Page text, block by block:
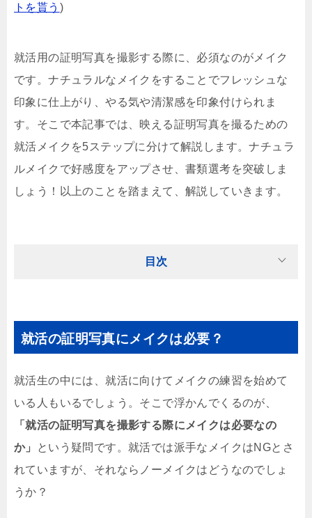
トを貰う )
就活用の証明写真を撮影する際に、必須なのがメイク
です。ナチュラルなメイクをすることでフレッシュな
印象に仕上がり、やる気や清潔感を印象付けられま
す。そこで本記事では、映える証明写真を撮るための
就活メイクを5ステップに分けて解説します。ナチュラ
ルメイクで好感度をアップさせ、書類選考を突破しま
しょう！以上のことを踏まえて、解説していきます。
目次
就活の証明写真にメイクは必要？
就活生の中には、就活に向けてメイクの練習を始めて
いる人もいるでしょう。そこで浮かんでくるのが、
「就活の証明写真を撮影する際にメイクは必要なの
か」
という疑問です。就活では派手なメイクはNGとさ
れていますが、それならノーメイクはどうなのでしょ
うか？